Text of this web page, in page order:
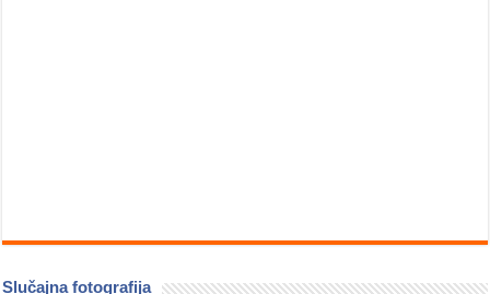
Slučajna fotografija